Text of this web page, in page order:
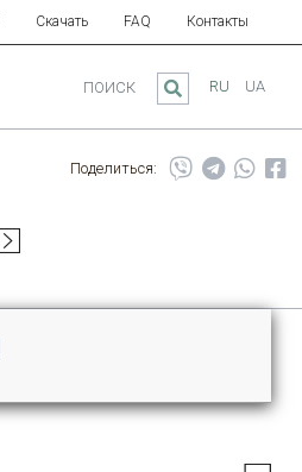
Скачать FAQ Контакты
RU UA
ПОИСК
Поделиться: